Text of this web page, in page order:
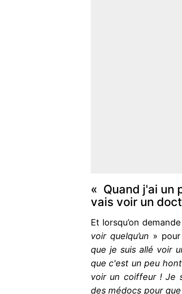
« Quand j'ai un
vais voir un
Et lorsqu’on
voir quelqu’un »
que je suis allé voir
que c'est un peu
voir un coiffeur ! Je
des médocs pour